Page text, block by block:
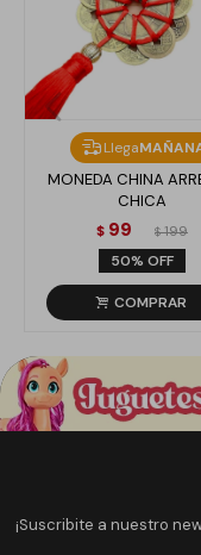
Llega
MONEDA CHINA
CHICA
$ 99 $ 199
50
¡Suscribite a nuestro